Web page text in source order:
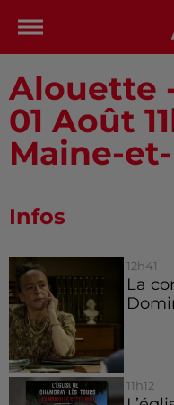
Alouette
01 Août
Maine-
Infos
12h41
La
11h12